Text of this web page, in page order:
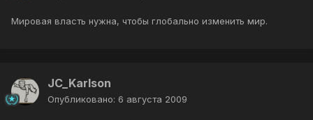
Мировая власть нужна, чтобы глобально изменить мир.
JC_Karlson
Опубликовано: 6 августа 2009